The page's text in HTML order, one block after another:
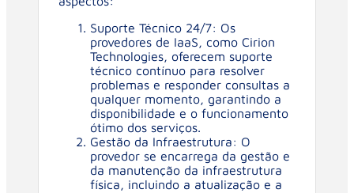
Suporte Técnico 24/7: Os
provedores de IaaS, como Cirion
Technologies, oferecem suporte
técnico contínuo para resolver
problemas e responder consultas a
qualquer momento, garantindo a
disponibilidade e o funcionamento
ótimo dos serviços.
Gestão da Infraestrutura: O
provedor se encarrega da gestão e
da manutenção da infraestrutura
física, incluindo a atualização e a